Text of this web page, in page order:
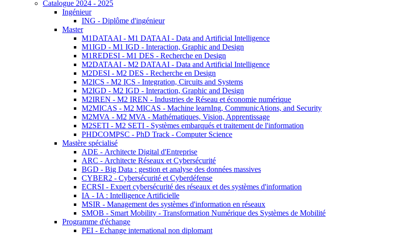
Catalogue 2024 - 2025
Ingénieur
ING - Diplôme d'ingénieur
Master
M1DATAAI - M1 DATAAI - Data and Artificial Intelligence
M1IGD - M1 IGD - Interaction, Graphic and Design
M1REDESI - M1 DES - Recherche en Design
M2DATAAI - M2 DATAAI - Data and Artificial Intelligence
M2DESI - M2 DES - Recherche en Design
M2ICS - M2 ICS - Integration, Circuits and Systems
M2IGD - M2 IGD - Interaction, Graphic and Design
M2IREN - M2 IREN - Industries de Réseau et économie numérique
M2MICAS - M2 MICAS - Machine learnIng, CommunicAtions, and Security
M2MVA - M2 MVA - Mathématiques, Vision, Apprentissage
M2SETI - M2 SETI - Systèmes embarqués et traitement de l'information
PHDCOMPSC - PhD Track - Computer Science
Mastère spécialisé
ADE - Architecte Digital d'Entreprise
ARC - Architecte Réseaux et Cybersécurité
BGD - Big Data : gestion et analyse des données massives
CYBER2 - Cybersécurité et Cyberdéfense
ECRSI - Expert cybersécurité des réseaux et des systèmes d'information
IA - IA : Intelligence Artificielle
MSIR - Management des systèmes d'information en réseaux
SMOB - Smart Mobility - Transformation Numérique des Systèmes de Mobilité
Programme d'échange
PEI - Echange international non diplomant